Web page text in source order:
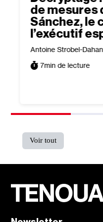
de mesures
Sánchez, le
l’exécutif
Antoine Strobel-Dahan
7min de lecture
Voir tout